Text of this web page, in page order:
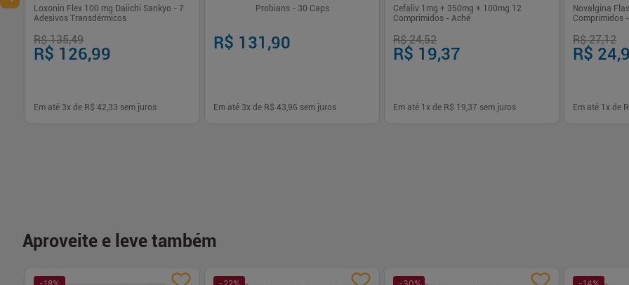
Loxonin Flex 100 mg Daiichi Sankyo - 7
Adesivos Transdérmicos
R$ 135,49
R$ 126,99
Em até 3x de R$ 42,33 sem juros
Probians - 30 Caps
R$ 131,90
Em até 3x de R$ 43,96 sem juros
Cefaliv 1mg + 350mg + 100mg 12
Comprimidos - Aché
R$ 24,52
R$ 19,37
Em até 1 x de R$ 19,37 sem juros
Novalgina
Comprimidos
R$ 27,12
R$
Em até 1 x de
Aproveite e leve também